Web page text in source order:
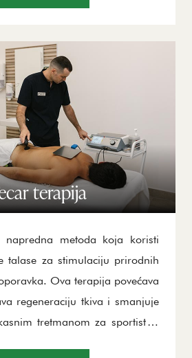
funkcionalnost
tela. Ovaj tretman pomaže i
proces zarastanja,
upale i ožiljci. Fototerapija
olakšanje, jer ima
efekat na telo i duh.
terapija
napredna metoda koja koristi
talase za stimulaciju prirodnih
Ova terapija povećava
regeneraciju tkiva i smanjuje
tretmanom za sportiste i